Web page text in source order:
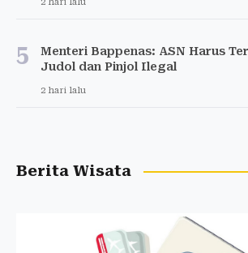
2 hari lalu
5
Menteri Bappenas: ASN Harus
Judol dan Pinjol Ilegal
2 hari lalu
Berita Wisata